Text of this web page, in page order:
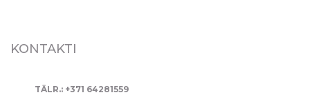
KONTAKTI
TĀLR.: +371 64281559